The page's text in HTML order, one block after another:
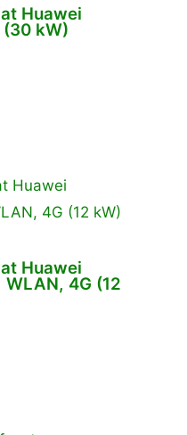
Huawei
kW)
Huawei
4G (12